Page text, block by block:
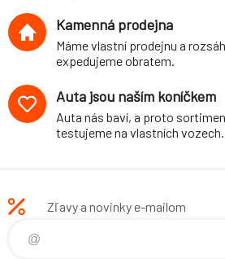
Kamenná prodejna
Máme vlastní prodejnu a
expedujeme obratem.
Auta jsou naším koníčkem
Auta nás baví, a proto
testujeme na vlastních vozech.
Zľavy a novinky e-mailom